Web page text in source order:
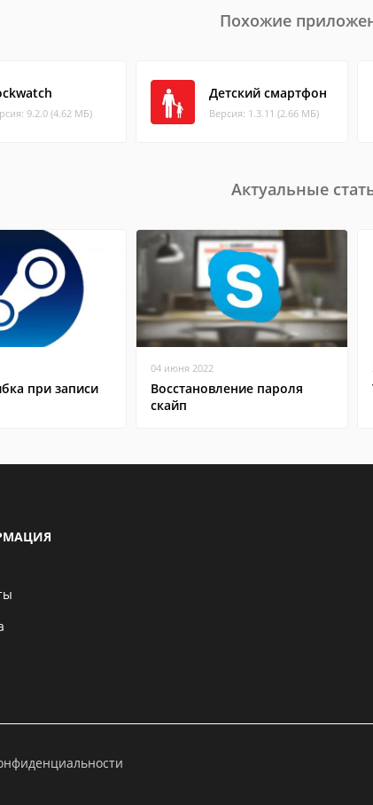
Похожие
9.2.0 (4.62 МБ)
Детский смартфон
Версия: 1.3.11 (2.66 МБ)
Актуальные
при записи
04 июня 2022
Восстановление пароля
скайп